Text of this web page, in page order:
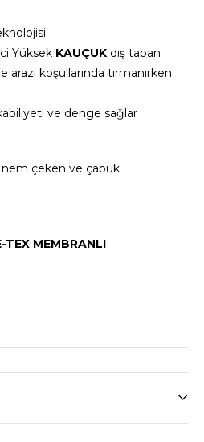
Yüksek KAUÇUK dış taban
koşullarında tırmanırken
ve denge sağlar
nem çeken ve çabuk
TEX MEMBRANLI